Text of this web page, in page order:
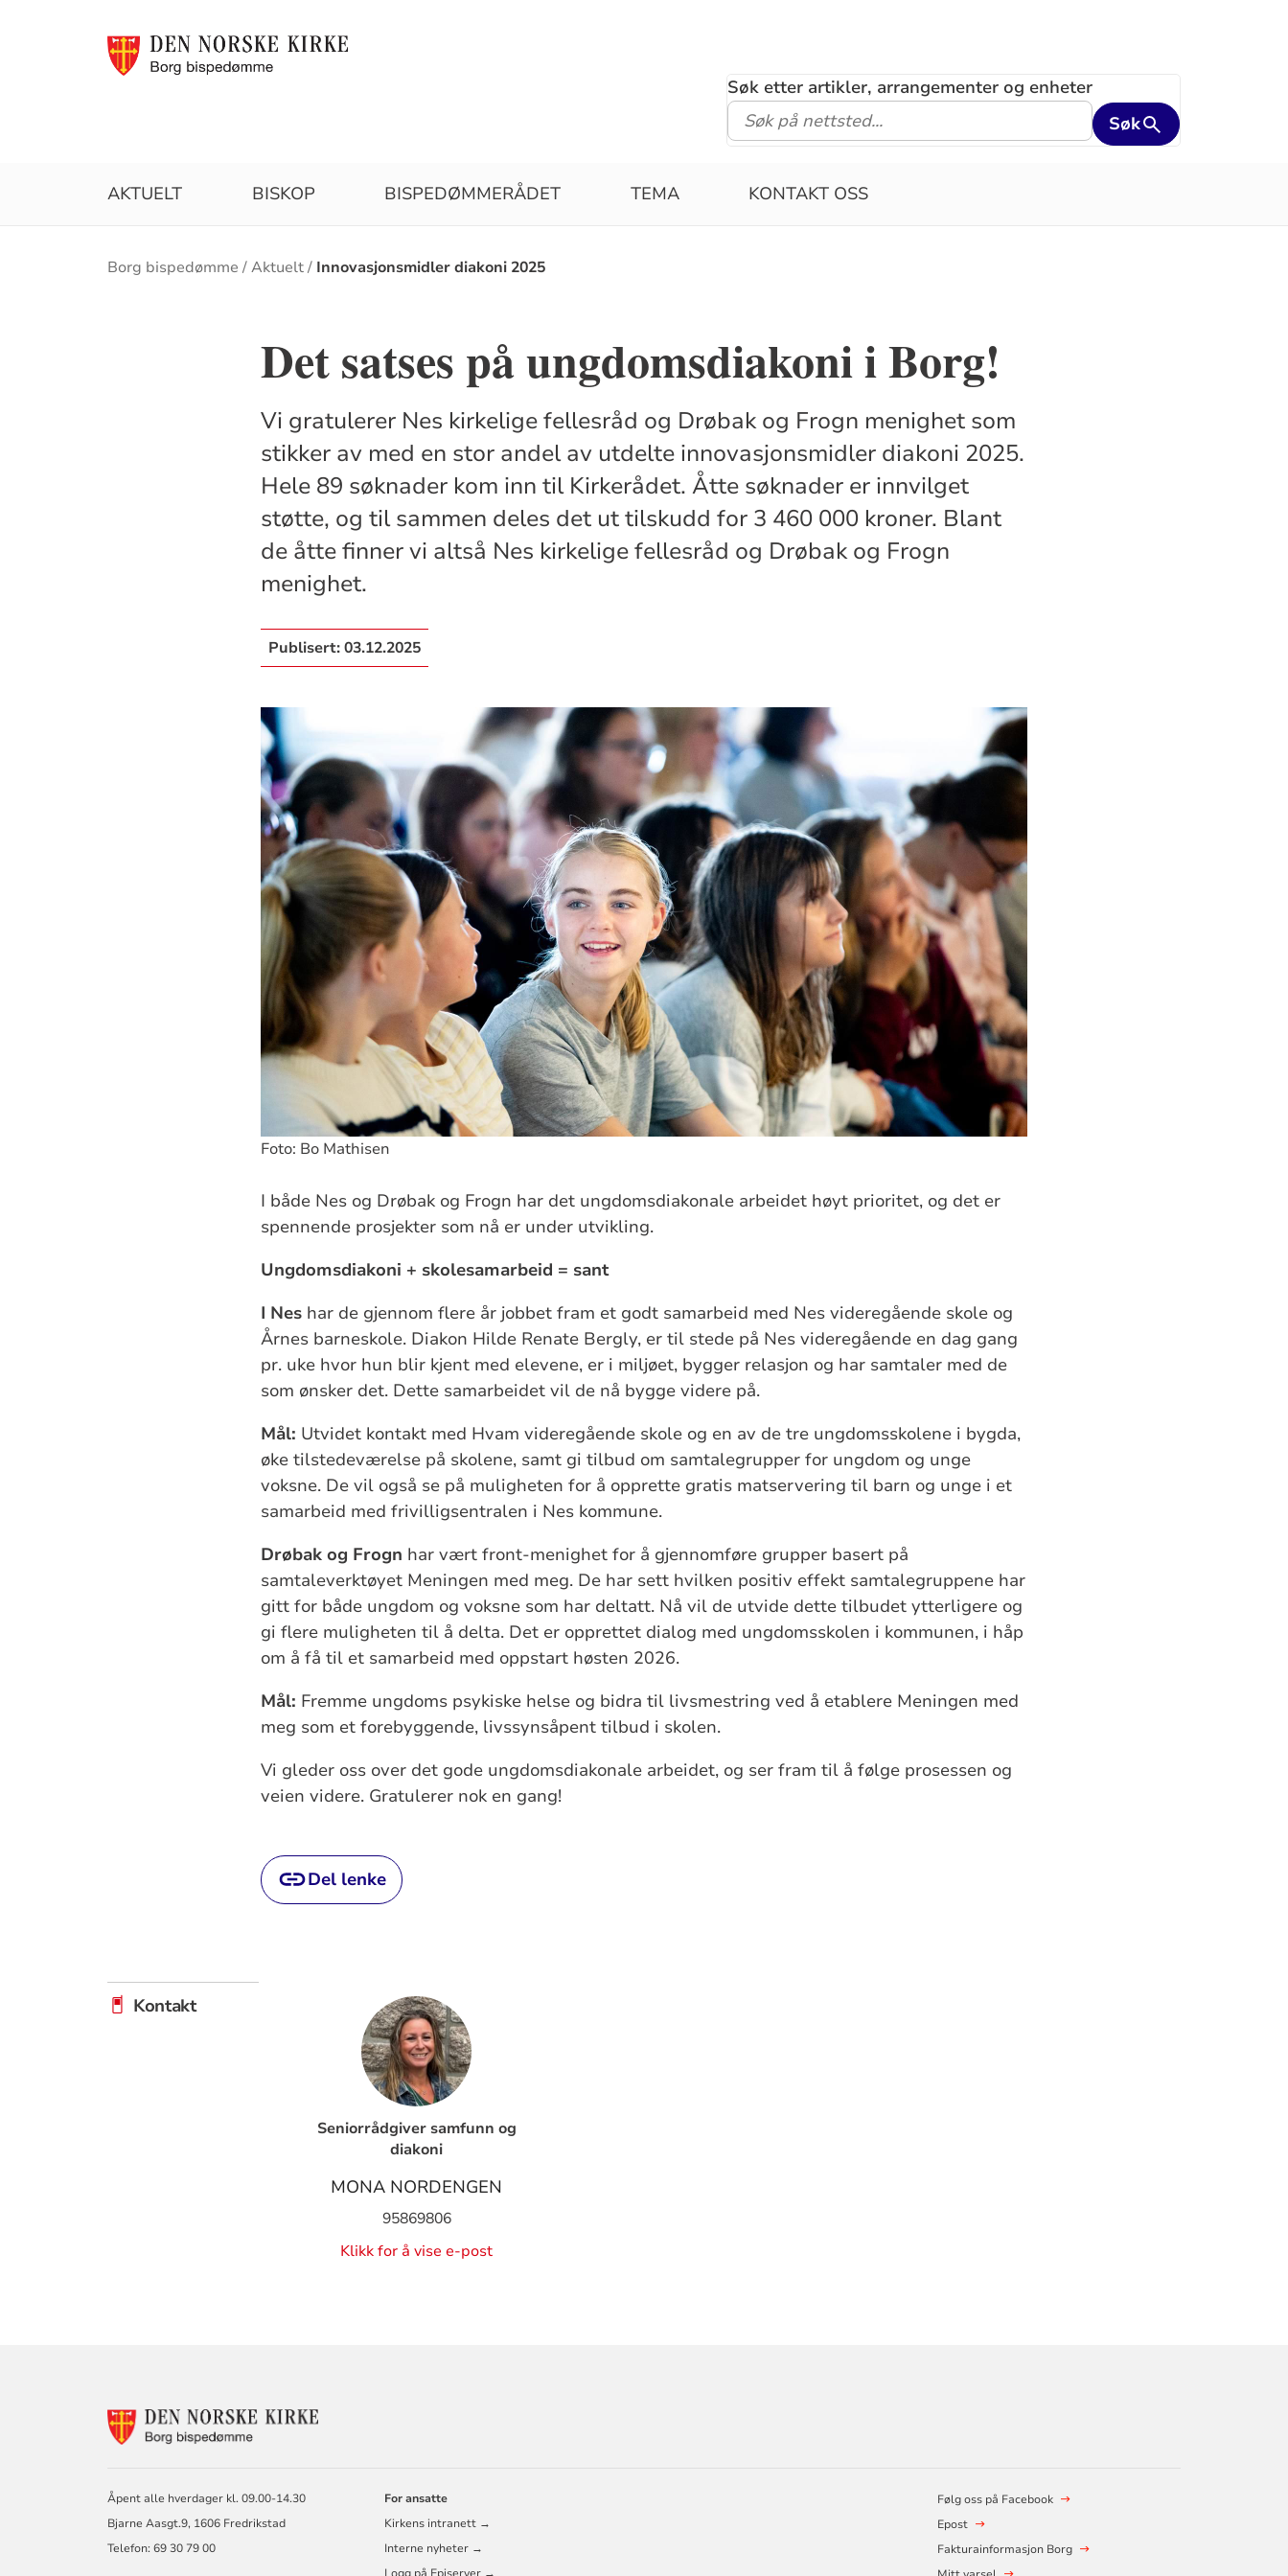
Søk etter artikler, arrangementer og enheter
Søk
AKTUELT BISKOP BISPEDØMMERÅDET TEMA KONTAKT OSS
Brødsmulesti
Borg bispedømme Aktuelt Innovasjonsmidler diakoni 2025
Det satses på ungdomsdiakoni i Borg!
Vi gratulerer Nes kirkelige fellesråd og Drøbak og Frogn menighet som
stikker av med en stor andel av utdelte innovasjonsmidler diakoni 2025.
Hele 89 søknader kom inn til Kirkerådet. Åtte søknader er innvilget
støtte, og til sammen deles det ut tilskudd for 3 460 000 kroner. Blant
de åtte finner vi altså Nes kirkelige fellesråd og Drøbak og Frogn
menighet.
Publisert:03.12.2025
Foto: Bo Mathisen
I både Nes og Drøbak og Frogn har det ungdomsdiakonale arbeidet høyt prioritet, og det er
spennende prosjekter som nå er under utvikling.
Ungdomsdiakoni + skolesamarbeid = sant
I Nes har de gjennom flere år jobbet fram et godt samarbeid med Nes videregående skole og
Årnes barneskole. Diakon Hilde Renate Bergly, er til stede på Nes videregående en dag gang
pr. uke hvor hun blir kjent med elevene, er i miljøet, bygger relasjon og har samtaler med de
som ønsker det. Dette samarbeidet vil de nå bygge videre på.
Mål: Utvidet kontakt med Hvam videregående skole og en av de tre ungdomsskolene i bygda,
øke tilstedeværelse på skolene, samt gi tilbud om samtalegrupper for ungdom og unge
voksne. De vil også se på muligheten for å opprette gratis matservering til barn og unge i et
samarbeid med frivilligsentralen i Nes kommune.
Drøbak og Frogn har vært front-menighet for å gjennomføre grupper basert på
samtaleverktøyet Meningen med meg. De har sett hvilken positiv effekt samtalegruppene har
gitt for både ungdom og voksne som har deltatt. Nå vil de utvide dette tilbudet ytterligere og
gi flere muligheten til å delta. Det er opprettet dialog med ungdomsskolen i kommunen, i håp
om å få til et samarbeid med oppstart høsten 2026.
Mål: Fremme ungdoms psykiske helse og bidra til livsmestring ved å etablere Meningen med
meg som et forebyggende, livssynsåpent tilbud i skolen.
Vi gleder oss over det gode ungdomsdiakonale arbeidet, og ser fram til å følge prosessen og
veien videre. Gratulerer nok en gang!
Del lenke
Kontakt
Seniorrådgiver samfunn og
diakoni
MONA NORDENGEN
95869806
Klikk for å vise e-post
KONTAKTINFORMASJON
BISPEDØMMERÅD
Åpent alle hverdager kl. 09.00-14.30
Bjarne Aasgt.9, 1606 Fredrikstad
Telefon: 69 30 79 00
For ansatte
Kirkens intranett →
Interne nyheter →
Følg oss på Facebook
Epost
Fakturainformasjon Borg